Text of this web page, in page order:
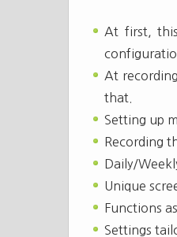
At first,
At
that.
Setting up
Recording
Daily/
Unique
Functions
Settings